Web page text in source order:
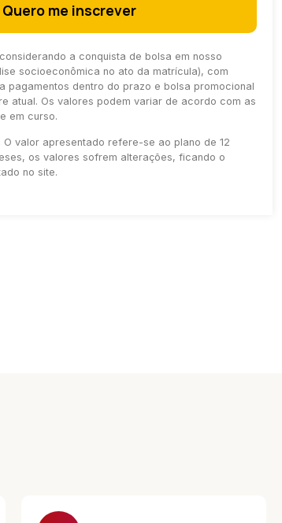
Quero me inscrever
a conquista de bolsa em nosso
socioeconômica no ato da matrícula), com
pagamentos dentro do prazo e bolsa promocional
atual. Os valores podem variar de acordo com as
em curso.
O valor apresentado refere-se ao plano de 12
os valores sofrem alterações, ficando o
no site.